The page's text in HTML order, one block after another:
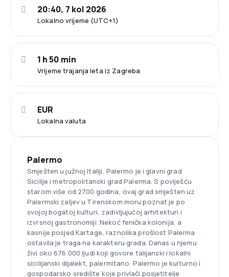
Lokalno vrijeme (UTC+1)
20:40, 7 kol 2026
Vrijeme trajanja leta iz Zagreba
1 h 50 min
Lokalna valuta
EUR
Palermo
Smješten u južnoj Italiji, Palermo je i glavni grad
Sicilije i metropolitanski grad Palerma. S poviješću
starom više od 2700 godina, ovaj grad smješten uz
Palermski zaljev u Tirenskom moru poznat je po
svojoj bogatoj kulturi, zadivljujućoj arhitekturi i
izvrsnoj gastronomiji. Nekoć fenička kolonija, a
kasnije posjed Kartage, raznolika prošlost Palerma
ostavila je traga na karakteru grada. Danas u njemu
živi oko 676.000 ljudi koji govore talijanski i lokalni
sicilijanski dijalekt, palermitano. Palermo je kulturno i
gospodarsko središte koje privlači posjetitelje